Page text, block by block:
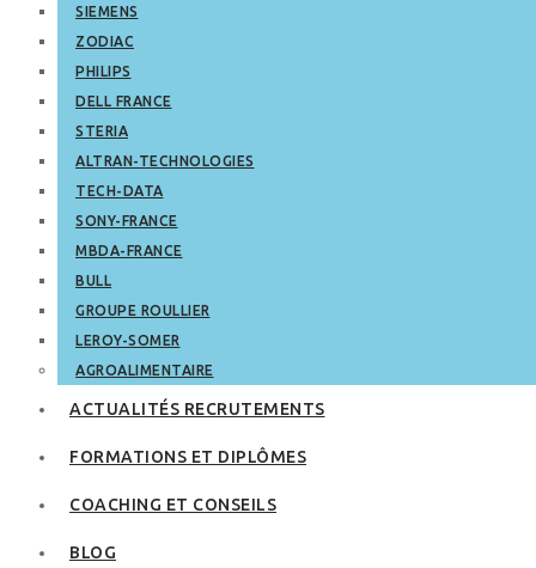
SIEMENS
ZODIAC
PHILIPS
DELL FRANCE
STERIA
ALTRAN-TECHNOLOGIES
TECH-DATA
SONY-FRANCE
MBDA-FRANCE
BULL
GROUPE ROULLIER
LEROY-SOMER
AGROALIMENTAIRE
ACTUALITÉS RECRUTEMENTS
FORMATIONS ET DIPLÔMES
COACHING ET CONSEILS
BLOG